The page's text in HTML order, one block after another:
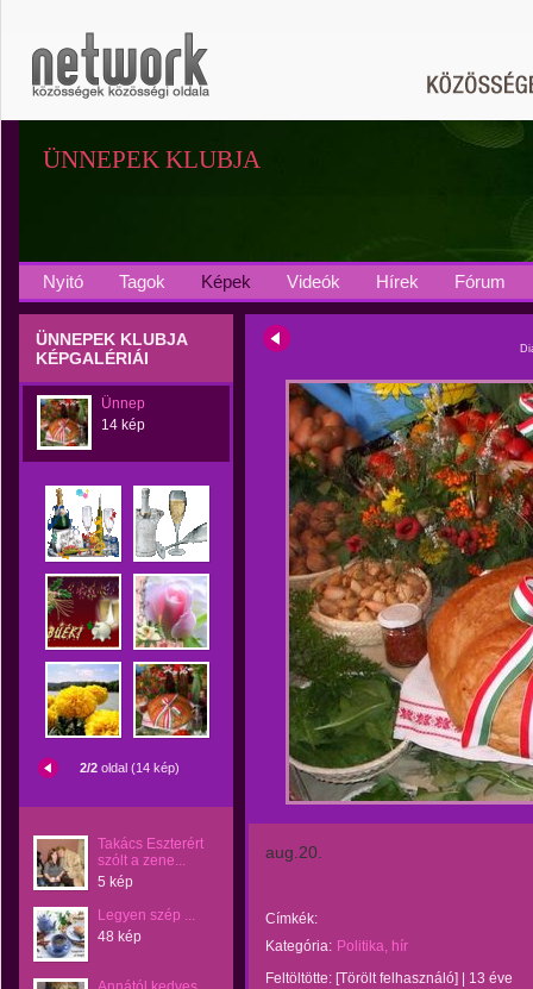
ÜNNEPEK KLUBJA
Nyitó Tagok Képek Videók Hírek Fórum
ÜNNEPEK KLUBJA
KÉPGALÉRIÁI
Ünnep
14 kép
2/2 oldal (14 kép)
Takács Eszterért
szólt a zene...
5 kép
Legyen szép ...
48 kép
aug.20.
Címkék:
Kategória: Politika, hír
Feltöltötte: [Törölt felhasználó]
13 éve